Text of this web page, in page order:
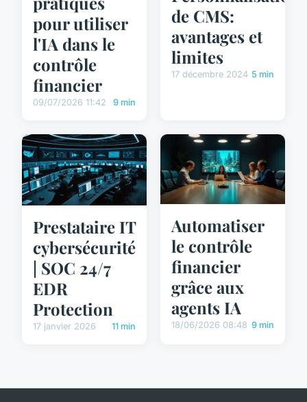
pour utiliser
l'IA dans le
contrôle
financier
09/07/2026 11:42 9 min
de CMS:
avantages et
limites
17 décembre 2024 5 min
Prestataire IT
cybersécurité
| SOC 24/7
EDR
Protection
17 janvier 2026 11 min
Automatiser
le contrôle
financier
grâce aux
agents IA
18/06/2026 08:48 9 min